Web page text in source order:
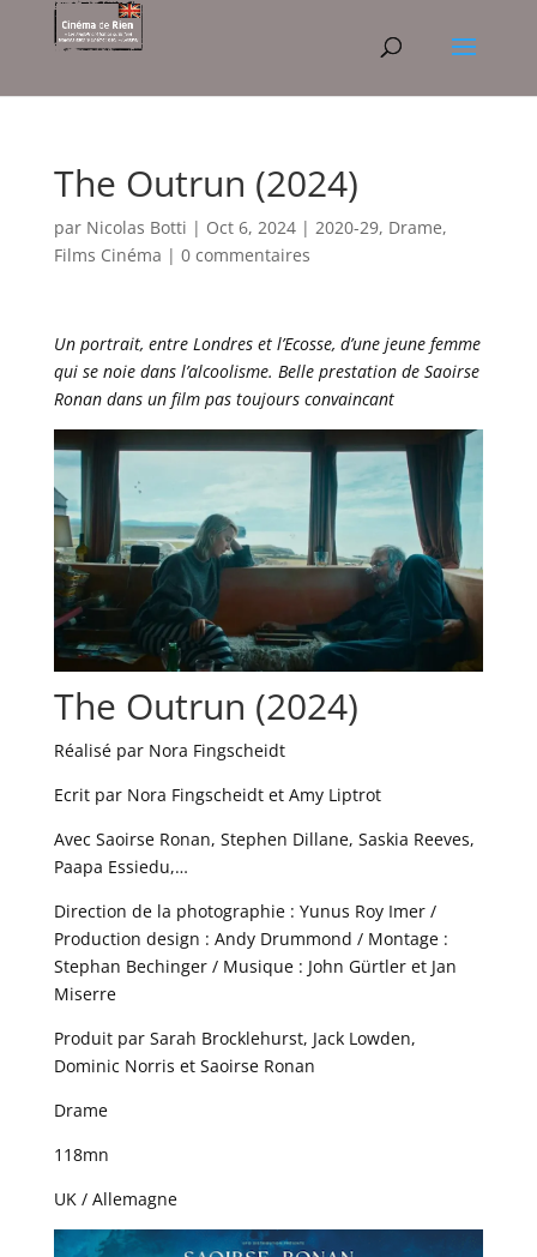
The Outrun (2024)
par Nicolas Botti | Oct 6, 2024| 2020-29, Drame,
Films Cinéma | 0 commentaires
Un portrait, entre Londres et l’Ecosse, d’une jeune femme
qui se noie dans l’alcoolisme. Belle prestation de Saoirse
Ronan dans un film pas toujours convaincant
The Outrun (2024)
Réalisé par Nora Fingscheidt
Ecrit par Nora Fingscheidt et Amy Liptrot
Avec Saoirse Ronan, Stephen Dillane, Saskia Reeves,
Paapa Essiedu,…
Direction de la photographie : Yunus Roy Imer /
Production design : Andy Drummond / Montage :
Stephan Bechinger / Musique : John Gürtler et Jan
Miserre
Produit par Sarah Brocklehurst, Jack Lowden,
Dominic Norris et Saoirse Ronan
Drame
118mn
UK / Allemagne